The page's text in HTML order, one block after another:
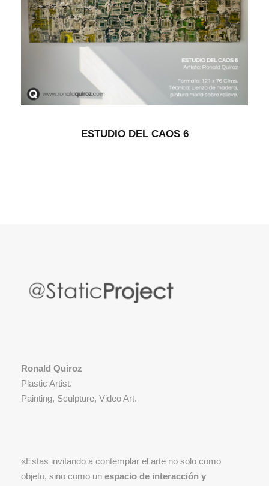
ESTUDIO DEL CAOS 6
Ronald Quiroz
Plastic Artist.
Painting, Sculpture, Video Art.
«Estas invitando a contemplar el arte no solo como
objeto, sino como un espacio de interacción y